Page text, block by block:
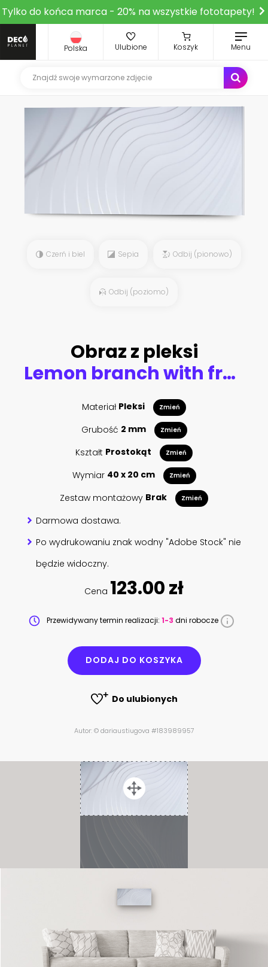
Tylko do końca marca - 20% na wszystkie fototapety!
Polska Ulubione Koszyk Menu
Czerń i biel Sepia Odbij (pionowo)
Odbij (poziomo)
Obraz z pleksi
Lemon branch with fruit and leaves. Watercolor hand drawn illustration
Materiał Pleksi Zmień
Grubość 2 mm Zmień
Kształt Prostokąt Zmień
Wymiar 40 x 20 cm Zmień
Zestaw montażowy Brak Zmień
Darmowa dostawa.
Po wydrukowaniu znak wodny "Adobe Stock" nie
będzie widoczny.
Cena 123.00 zł
Przewidywany termin realizacji: 1-3 dni robocze
DODAJ DO KOSZYKA
Do ulubionych
Autor: © dariaustiugova #183989957